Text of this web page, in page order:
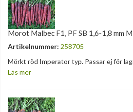
Morot Malbec F1, PF SB 1,6-1,8 mm
Artikelnummer: 258705
Mörkt röd Imperator typ. Passar ej för
Läs mer